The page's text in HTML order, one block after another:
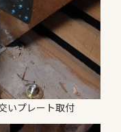
いプレート取付